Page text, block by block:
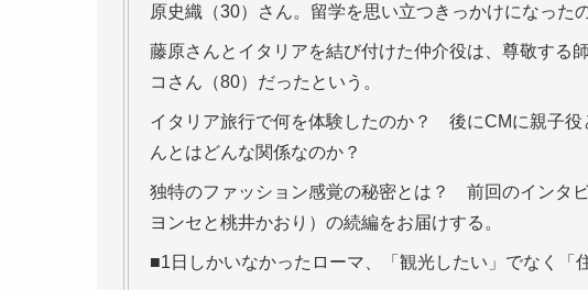
原史織（30）さん。留学を思い立つきっかけになった
藤原さんとイタリアを結び付けた仲介役は、尊敬する
コさん（80）だったという。
イタリア旅行で何を体験したのか？ 後にCMに親子役
んとはどんな関係なのか？
独特のファッション感覚の秘密とは？ 前回のインタ
ヨンセと桃井かおり）の続編をお届けする。
■1日しかいなかったローマ、「観光したい」でなく「